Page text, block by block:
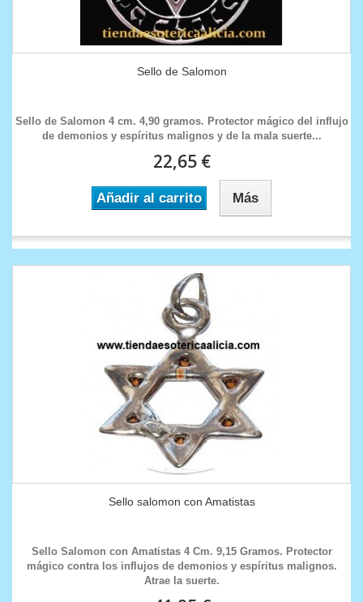
Sello de Salomon
Sello de Salomon 4 cm. 4,90 gramos. Protector mágico del influjo
de demonios y espíritus malignos y de la mala suerte...
22,65 €
Añadir al carrito Más
Sello salomon con Amatistas
Sello Salomon con Amatistas 4 Cm. 9,15 Gramos. Protector
mágico contra los influjos de demonios y espíritus malignos.
Atrae la suerte.